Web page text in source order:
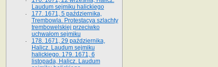
Laudum sejmiku halickiego
177. 1671, 5 października,
Trembowla. Protestacya szlachty
trembowelskiej przeciwko
uchwałom sejmiku
178. 1671, 29 października,
Halicz. Laudum sejmiku
halickiego. 179. 1671, 6
listopada, Halicz. Laudum